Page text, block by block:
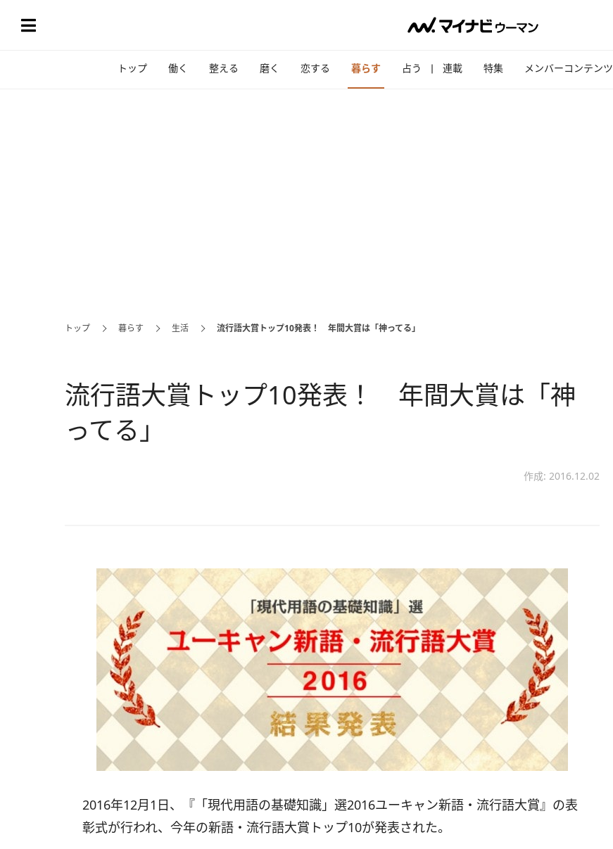
トップ 働く 整える 磨く 恋する 暮らす 占う 連載 特集 メンバーコンテンツ
トップ 暮らす 生活 流行語大賞トップ10発表！ 年間大賞は「神ってる」
流行語大賞トップ10発表！ 年間大賞は「神
ってる」
作成: 2016.12.02
2016年12月1日、『「現代用語の基礎知識」選2016ユーキャン新語・流行語大賞』の表
彰式が行われ、今年の新語・流行語大賞トップ10が発表された。